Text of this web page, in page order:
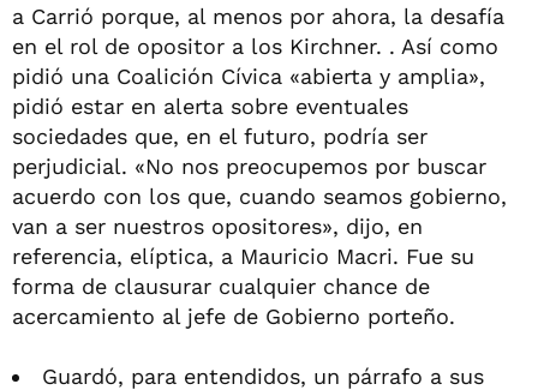
a Carrió porque, al menos por ahora, la desafía
en el rol de opositor a los Kirchner. . Así como
pidió una Coalición Cívica «abierta y amplia»,
pidió estar en alerta sobre eventuales
sociedades que, en el futuro, podría ser
perjudicial. «No nos preocupemos por buscar
acuerdo con los que, cuando seamos gobierno,
van a ser nuestros opositores», dijo, en
referencia, elíptica, a Mauricio Macri. Fue su
forma de clausurar cualquier chance de
acercamiento al jefe de Gobierno porteño.
Guardó, para entendidos, un párrafo a sus